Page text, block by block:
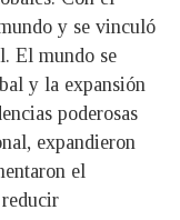
y se vinculó
El mundo se
y la expansión
poderosas
expandieron
el